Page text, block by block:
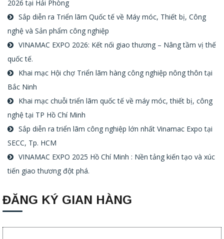
2026 tại Hải Phòng
Sắp diễn ra Triển lãm Quốc tế về Máy móc, Thiết bị, Công
nghệ và Sản phẩm công nghiệp
VINAMAC EXPO 2026: Kết nối giao thương – Nâng tầm vị thế
quốc tế.
Khai mạc Hội chợ Triển lãm hàng công nghiệp nông thôn tại
Bắc Ninh
Khai mạc chuỗi triển lãm quốc tế về máy móc, thiết bị, công
nghệ tại TP Hồ Chí Minh
Sắp diễn ra triển lãm công nghiệp lớn nhất Vinamac Expo tại
SECC, Tp. HCM
VINAMAC EXPO 2025 Hồ Chí Minh : Nền tảng kiến tạo và xúc
tiến giao thương đột phá.
ĐĂNG KÝ GIAN HÀNG